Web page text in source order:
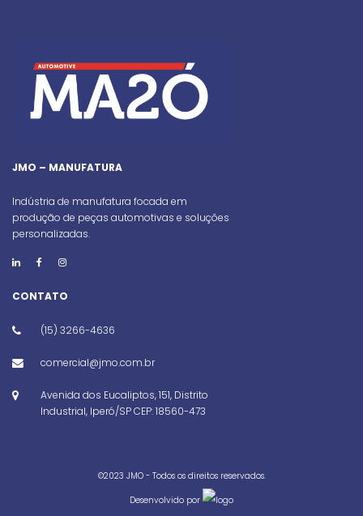
JMO – MANUFATURA
Indústria de manufatura focada em
produção de peças automotivas e soluções
personalizadas.
CONTATO
(15) 3266-4636
comercial@jmo.com.br
Avenida dos Eucaliptos, 151, Distrito
Industrial, Iperó/SP CEP: 18560-473
©️2023 JMO - Todos os direitos reservados.
Desenvolvido por